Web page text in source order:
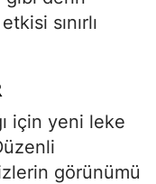
sınırlı
için yeni leke
görünümü